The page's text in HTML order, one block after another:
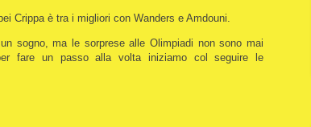
Crippa è tra i migliori con Wanders e Amdouni.
sogno, ma le sorprese alle Olimpiadi non sono mai
fare un passo alla volta iniziamo col seguire le